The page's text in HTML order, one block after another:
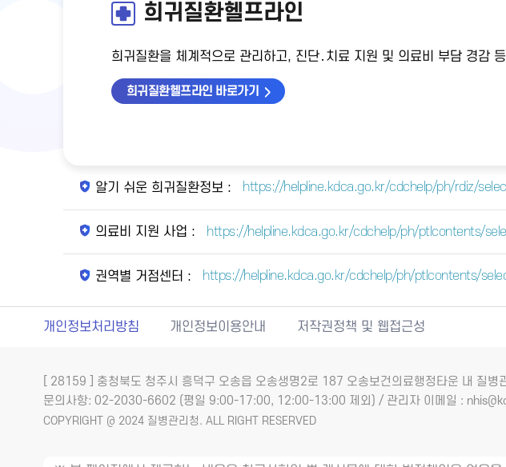
희귀질환헬프라인
희귀질환을 체계적으로 관리하고, 진단․치료 지원 및 의료비 부담 경감
희귀질환헬프라인 바로가기
알기 쉬운 희귀질환정보 : https://helpline.kdca.go.kr/cdchelp/ph/rdiz/
의료비 지원 사업 : https://helpline.kdca.go.kr/cdchelp/ph/ptlcontents/
권역별 거점센터 : https://helpline.kdca.go.kr/cdchelp/ph/ptlcontents/
개인정보처리방침 개인정보이용안내 저작권정책 및 웹접근성
[ 28159 ] 충청북도 청주시 흥덕구 오송읍 오송생명2로 187 오송보건의료행정타운 내 질병
문의사항: 02-2030-6602 (평일 9:00-17:00, 12:00-13:00 제외) / 관리자 이메일 :
COPYRIGHT @ 2024 질병관리청. ALL RIGHT RESERVED